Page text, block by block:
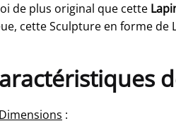
de plus original que cette
cette Sculpture en forme de
Dimensions :